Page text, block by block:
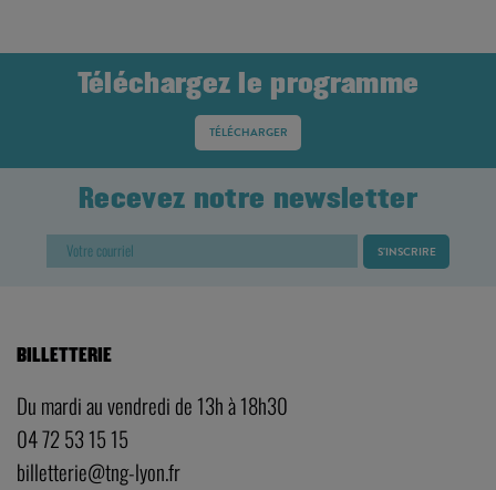
Téléchargez le programme
TÉLÉCHARGER
Recevez notre newsletter
BILLETTERIE
Du mardi au vendredi de 13h à 18h30
04 72 53 15 15
billetterie@tng-lyon.fr